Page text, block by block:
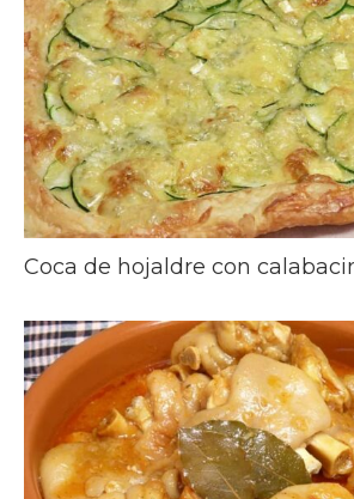
Coca de hojaldre con